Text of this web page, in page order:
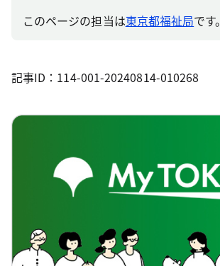
このページの担当は東京都福祉局です。
記事ID：114-001-20240814-010268